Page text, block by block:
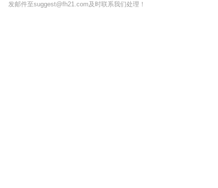
发邮件至suggest@fh21.com及时联系我们处理！